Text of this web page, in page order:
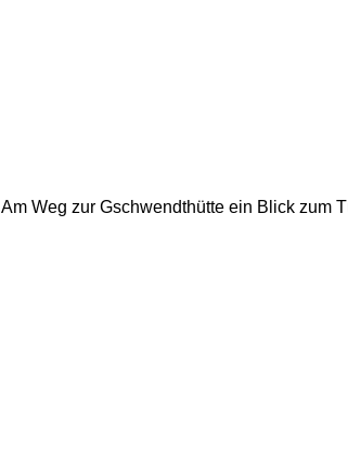
Am Weg zur Gschwendthütte ein Blick zum